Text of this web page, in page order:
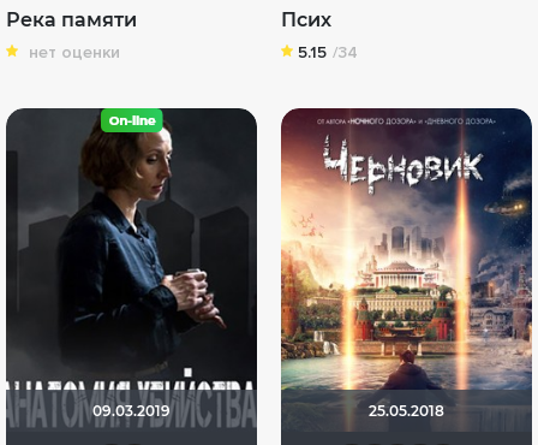
Река памяти
нет оценки
Псих
5.15 /34
09.03.2019 25.05.2018